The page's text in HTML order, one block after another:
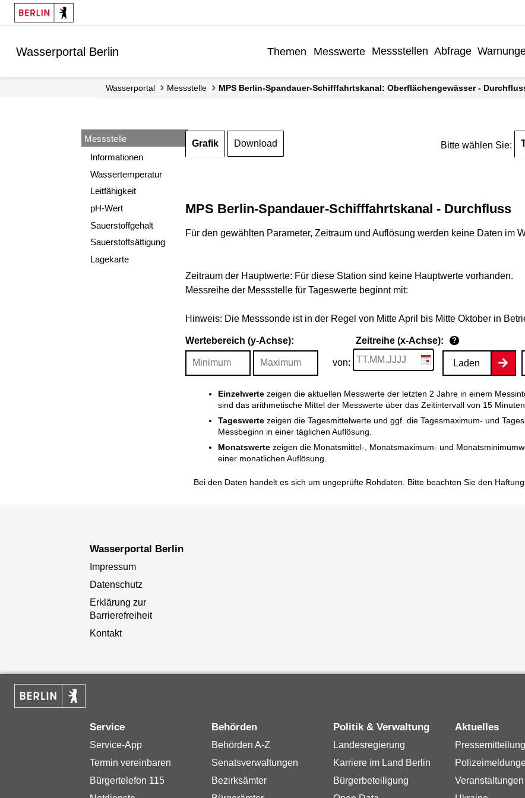
Springe zur Navigation
Springe zum Inhalt
Wasserportal Berlin Themen Messwerte Messstellen Abfrage
Wasserportal Messstelle MPS Berlin-Spandauer-Schifffahrtskanal: Oberflächengewässer -
Messstelle
Informationen
Wassertemperatur
Leitfähigkeit
pH-Wert
Sauerstoffgehalt
Sauerstoffsättigung
Lagekarte
Grafik Download Bitte wählen Sie:
MPS Berlin-Spandauer-Schifffahrtskanal - Durchfluss
Für den gewählten Parameter, Zeitraum und Auflösung werden keine Daten im
Zeitraum der Hauptwerte: Für diese Station sind keine Hauptwerte vorhanden.
Messreihe der Messstelle für Tageswerte beginnt mit:
Hinweis: Die Messsonde ist in der Regel von Mitte April bis Mitte Oktober in
Wertebereich (y-Achse): Zeitreihe (x-Achse): ?
von: Laden
Einzelwertezeigen die aktuellen Messwerte der letzten 2 Jahre in einem
sind das arithmetische Mittel der Messwerte über das Zeitintervall von 15 Minuten.
Tageswertezeigen die Tagesmittelwerte und ggf. die Tagesmaximum- und
Messbeginn in einer täglichen Auflösung.
Monatswertezeigen die Monatsmittel-, Monatsmaximum- und
einer monatlichen Auflösung.
Bei den Daten handelt es sich um ungeprüfte Rohdaten. Bitte beachten Sie den
Wasserportal Berlin
Impressum
Datenschutz
Erklärung zur
Barrierefreiheit
Kontakt
Service
Service-App
Termin vereinbaren
Bürgertelefon 115
Behörden
Behörden A-Z
Senatsverwaltungen
Bezirksämter
Politik & Verwaltung
Landesregierung
Karriere im Land Berlin
Bürgerbeteiligung
Aktuelles
Veranstaltungen